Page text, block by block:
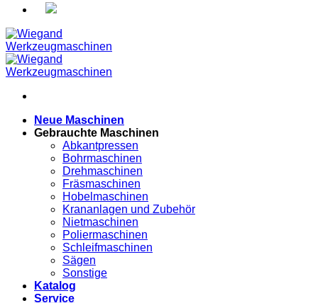
Neue Maschinen
Gebrauchte Maschinen
Abkantpressen
Bohrmaschinen
Drehmaschinen
Fräsmaschinen
Hobelmaschinen
Krananlagen und Zubehör
Nietmaschinen
Poliermaschinen
Schleifmaschinen
Sägen
Sonstige
Katalog
Service